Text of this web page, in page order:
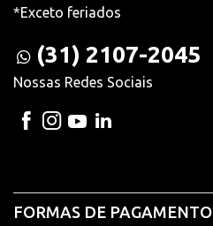
*Exceto feriados
(31) 2107-2045
Nossas Redes Sociais
FORMAS DE PAGAMENTO